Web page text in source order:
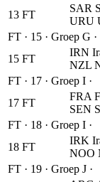
13 FT
SAR
URU
FT · 15 · Groep G ·
15 FT
IRN
NZL
FT · 17 · Groep I ·
17 FT
FRA
SEN
FT · 18 · Groep I ·
18 FT
IRK
NOO
FT · 19 · Groep J ·